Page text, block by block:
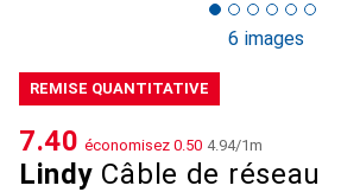
6 images
REMISE QUANTITATIVE
Lindy Câble de réseau
CHF
7.40 économisez CHF
0.50 CHF
4.94/1m